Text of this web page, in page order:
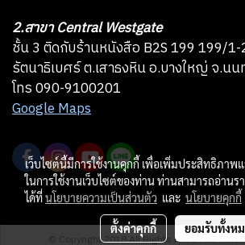
2.สาขา Central Westgate
ชั้น 3 ติดกับร้านหนังสือ B2S 199 199/
รัตนาธิเบศร์ ต.เสาธงหิน อ.บางใหญ่ จ.น
โทร 090-9100201
Google Maps
© Copyright 2018 All Rights Reserved.
เว็บไซต์นี้มีการใช้งานคุกกี้ เพื่อเพิ่มประสิทธิภา
ในการใช้งานเว็บไซต์ของท่าน ท่านสามารถอ่านร
ได้ที่นโยบายความเป็นส่วนตัว และ นโยบายคุกกี้
ตั้งค่าคุกกี้ ยอมรับทั้งห